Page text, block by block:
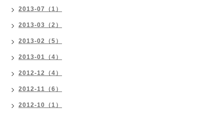
2013-07（1）
2013-03（2）
2013-02（5）
2013-01（4）
2012-12（4）
2012-11（6）
2012-10（1）